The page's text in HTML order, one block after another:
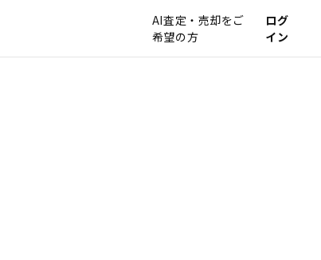
AI査定・売却をご
希望の方
ログ
イン